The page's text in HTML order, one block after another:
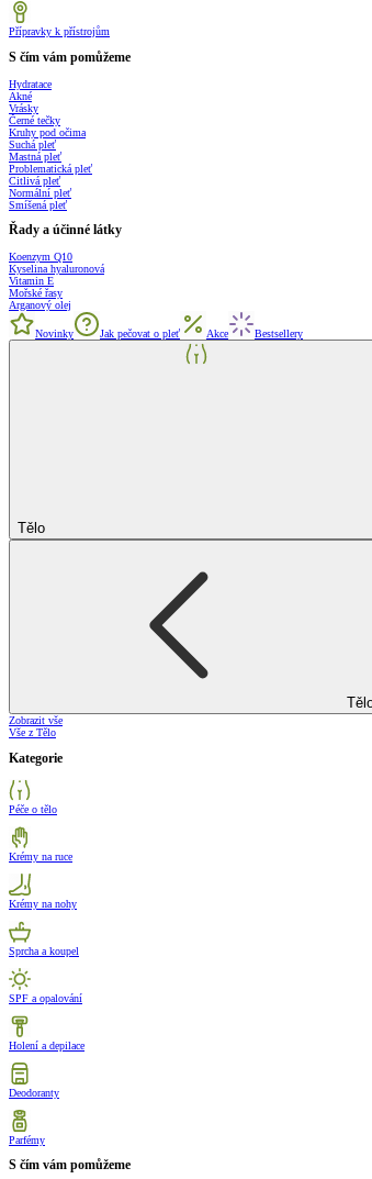
Přípravky k přístrojům
S čím vám pomůžeme
Hydratace
Akné
Vrásky
Černé tečky
Kruhy pod očima
Suchá pleť
Mastná pleť
Problematická pleť
Citlivá pleť
Normální pleť
Smíšená pleť
Řady a účinné látky
Koenzym Q10
Kyselina hyaluronová
Vitamin E
Mořské řasy
Arganový olej
Novinky Jak pečovat o pleť Akce Bestsellery
Tělo
Zobrazit vše
Vše z Tělo
Kategorie
Péče o tělo
Krémy na ruce
Krémy na nohy
Sprcha a koupel
SPF a opalování
Holení a depilace
Deodoranty
Parfémy
S čím vám pomůžeme